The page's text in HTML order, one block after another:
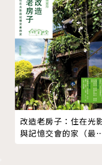
溝通的業主們。
＊ 想讓廠房、辦公室升
能贏得國際訂單的老闆
＊ 想知道怎樣選房子，
錢的房子的一般大眾。
＊ 都市更新建案新選擇
到「舒適」「健康」。
【本書特色】
１．最專業的團隊：綠
屋頂設計策略01
屋頂設計策略02
屋頂設計策略04
屋頂設計策略04
外牆設計策略01
外牆設計策略02
外牆設計策略03
外牆設計策略04
外牆設計策略05
開口部設計策略01
改造老房子：住在光
與記憶交會的家（最